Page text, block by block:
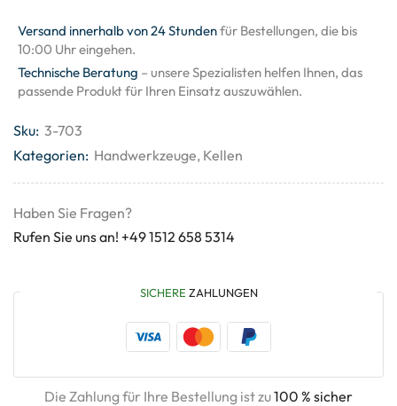
Versand innerhalb von 24 Stundenfür Bestellungen, die bis
10:00 Uhr eingehen.
Technische Beratung – unsere Spezialisten helfen Ihnen, das
passende Produkt für Ihren Einsatz auszuwählen.
Sku: 3-703
Kategorien: Handwerkzeuge, Kellen
Haben Sie Fragen?
Rufen Sie uns an! +49 1512 658 5314
SICHERE ZAHLUNGEN
Die Zahlung für Ihre Bestellung ist zu100 % sicher